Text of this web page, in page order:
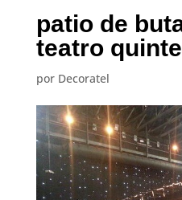
patio de
teatro
por Decoratel